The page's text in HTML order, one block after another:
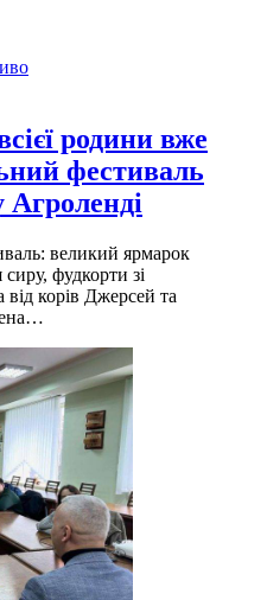
родини вже
фестиваль
великий ярмарок
сиру, фудкорти зі
від корів Джерсей та